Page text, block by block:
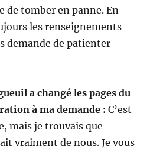
de tomber en panne. En
les renseignements
demande de patienter
a changé les pages du
à ma demande :C’est
mais je trouvais que
vraiment de nous. Je vous